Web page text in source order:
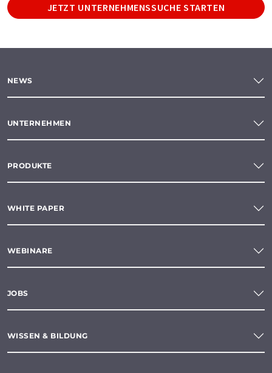
JETZT UNTERNEHMENSSUCHE STARTEN
NEWS
UNTERNEHMEN
PRODUKTE
WHITE PAPER
WEBINARE
JOBS
WISSEN & BILDUNG